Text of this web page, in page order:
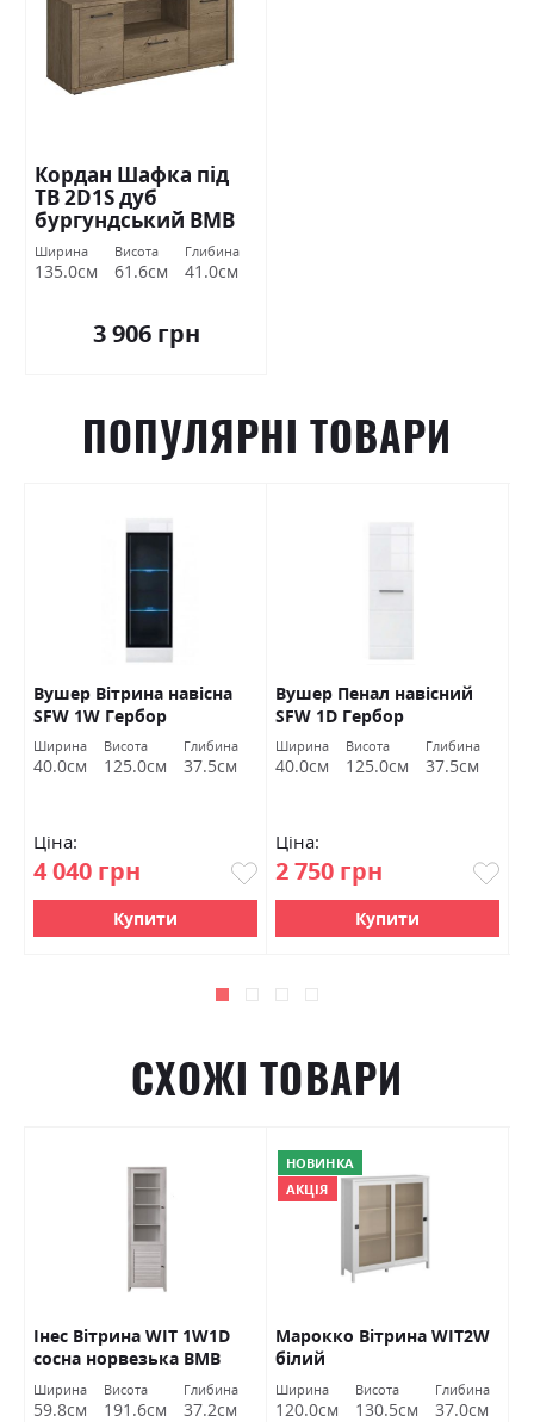
Кордан Шафка під
ТВ 2D1S дуб
бургундський ВМВ
Холдинг
Ширина
135.0см
Висота
61.6см
Глибина
41.0см
3 906 грн
ПОПУЛЯРНІ ТОВАРИ
Вушер Вітрина навісна
SFW 1W Гербор
Ширина
40.0см
Висота
125.0см
Глибина
37.5см
Ціна:
4 040 грн
Купити
Вушер Пенал навісний
SFW 1D Гербор
Ширина
40.0см
Висота
125.0см
Глибина
37.5см
Ціна:
2 750 грн
Купити
СХОЖІ ТОВАРИ
Інес Вітрина WIT 1W1D
сосна норвезька ВМВ
Холдинг
Ширина
59.8см
Висота
191.6см
Глибина
37.2см
НОВИНКА
АКЦІЯ
Марокко Вітрина WIT2W
білий
Ширина
120.0см
Висота
130.5см
Глибина
37.0см